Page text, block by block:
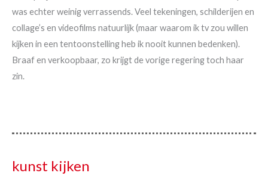
was echter weinig verrassends. Veel tekeningen, schilderijen en
collage’s en videofilms natuurlijk (maar waarom ik tv zou willen
kijken in een tentoonstelling heb ik nooit kunnen bedenken).
Braaf en verkoopbaar, zo krijgt de vorige regering toch haar
zin.
kunst kijken